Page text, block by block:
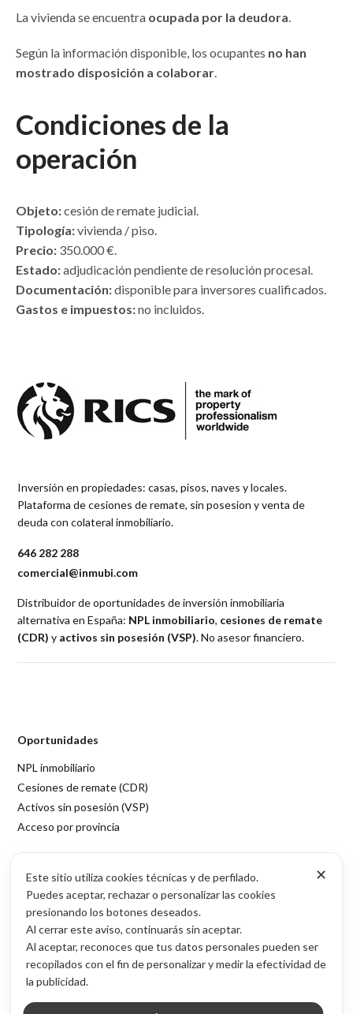
La vivienda se encuentra ocupada por la deudora.
Según la información disponible, los ocupantes no han
mostrado disposición a colaborar.
Condiciones de la
operación
Objeto:cesión de remate judicial.
Tipología:vivienda / piso.
Precio: 350.000 €.
Estado:adjudicación pendiente de resolución procesal.
Documentación:disponible para inversores cualificados.
Gastos e impuestos:no incluidos.
Inversión en propiedades: casas, pisos, naves y locales.
Plataforma de cesiones de remate, sin posesion y venta de
deuda con colateral inmobiliario.
646 282 288
comercial@inmubi.com
Distribuidor de oportunidades de inversión inmobiliaria
alternativa en España: NPL inmobiliario, cesiones de remate
(CDR) y activos sin posesión (VSP). No asesor financiero.
Oportunidades
NPL inmobiliario
Cesiones de remate (CDR)
Activos sin posesión (VSP)
Acceso por provincia
Blog de inversión inmobiliaria
Sobre Inmubi
Legal
Aviso legal
Política de privacidad
Política de cookies
✕
Este sitio utiliza cookies técnicas y de perfilado.
Puedes aceptar, rechazar o personalizar las cookies
presionando los botones deseados.
Al cerrar este aviso, continuarás sin aceptar.
Al aceptar, reconoces que tus datos personales pueden ser
recopilados con el fin de personalizar y medir la efectividad de
la publicidad.